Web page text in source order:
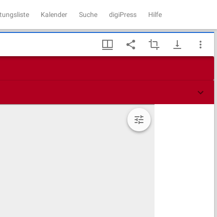
Kalender Suche digiPress Hilfe